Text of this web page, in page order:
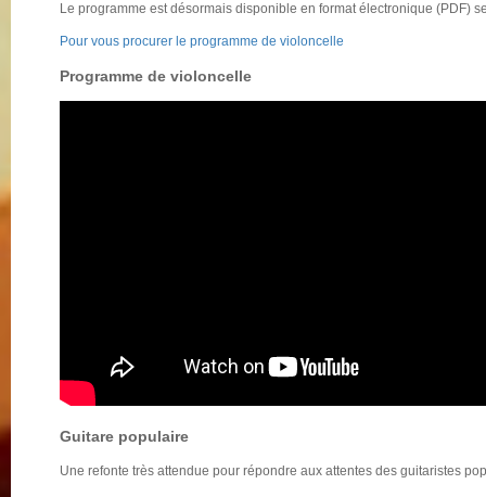
Le programme est désormais disponible en format électronique (PDF)
Pour vous procurer le programme de violoncelle
Programme de violoncelle
Guitare populaire
Une refonte très attendue pour répondre aux attentes des guitaristes